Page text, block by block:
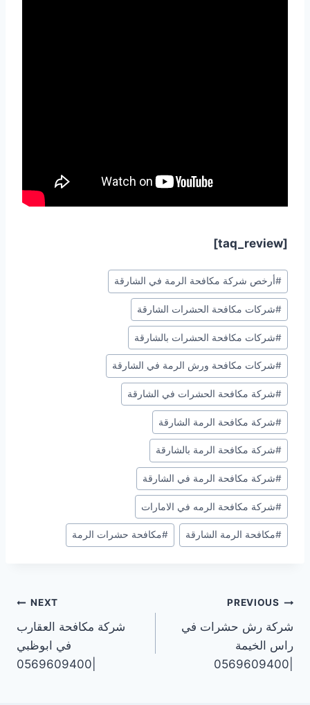
[taq_review]
Post
Tags:
#أرخص شركة مكافحة الرمة في الشارقة
#شركات مكافحة الحشرات الشارقة
#شركات مكافحة الحشرات بالشارقة
#شركات مكافحة ورش الرمة في الشارقة
#شركة مكافحة الحشرات في الشارقة
#شركة مكافحة الرمة الشارقة
#شركة مكافحة الرمة بالشارقة
#شركة مكافحة الرمة في الشارقة
#شركة مكافحة الرمه في الامارات
#مكافحة الرمة الشارقة #مكافحة حشرات الرمة
تصفّح
المقالات
PREVIOUS
شركة رش حشرات في
راس الخيمة
NEXT
شركة مكافحة العقارب
في ابوظبي